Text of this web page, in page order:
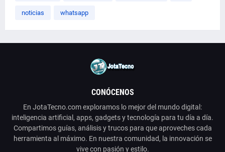
noticias whatsapp
CONÓCENOS
En JotaTecno.com exploramos lo mejor del mundo digital:
inteligencia artificial, apps, gadgets y tecnología para tu día a día.
Compartimos guías, análisis y trucos para que aproveches cada
herramienta al máximo. En nuestra comunidad, la innovación se
vive con pasión y estilo.